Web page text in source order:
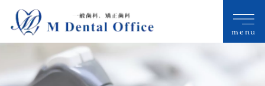
menu